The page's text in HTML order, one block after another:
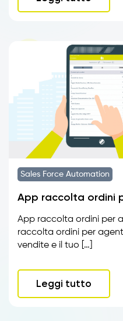
Sales Force Automation
App raccolta ordini
App raccolta ordini per
raccolta ordini per
vendite e il tuo […]
Leggi tutto